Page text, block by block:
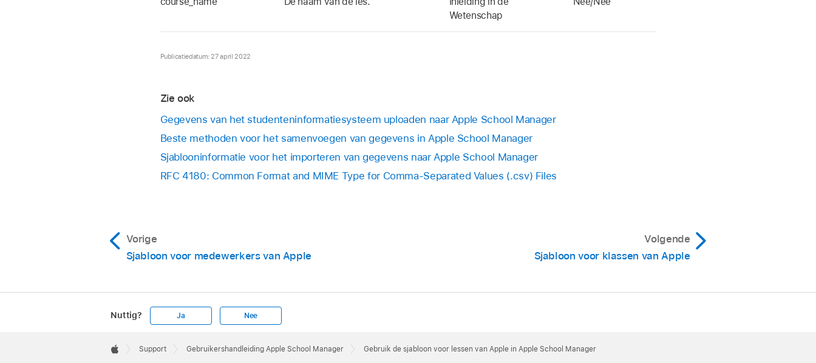
Wetenschap
Publicatiedatum: 27 april 2022
Zie ook
Gegevens van het studenteninformatiesysteem uploaden naar Apple School Manager
Beste methoden voor het samenvoegen van gegevens in Apple School Manager
Sjablooninformatie voor het importeren van gegevens naar Apple School Manager
RFC 4180: Common Format and MIME Type for Comma-Separated Values (.csv) Files
Vorige
Sjabloon voor medewerkers van Apple
Volgende
Sjabloon voor klassen van Apple
Nuttig? Ja Nee
Footer

Support Gebruikershandleiding Apple School Manager Gebruik de sjabloon voor lessen van Apple in Apple School Manager